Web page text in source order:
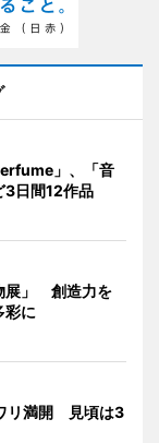
」、「音
3日間12作品
展」 創造力を
彩に
リ満開 見頃は3